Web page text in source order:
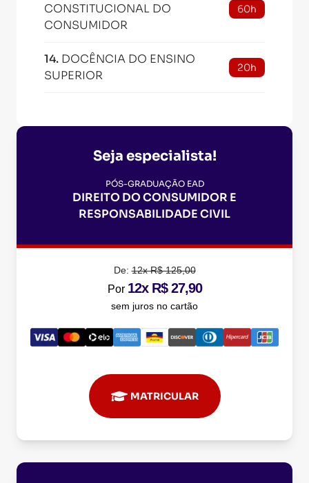
CONSTITUCIONAL DO
CONSUMIDOR
60h
14. DOCÊNCIA DO ENSINO
SUPERIOR
20h
Seja especialista!
PÓS-GRADUAÇÃO EAD
DIREITO DO CONSUMIDOR E
RESPONSABILIDADE CIVIL
De:12x R$ 125,00
Por 12x R$ 27,90
sem juros no cartão
MATRICULAR